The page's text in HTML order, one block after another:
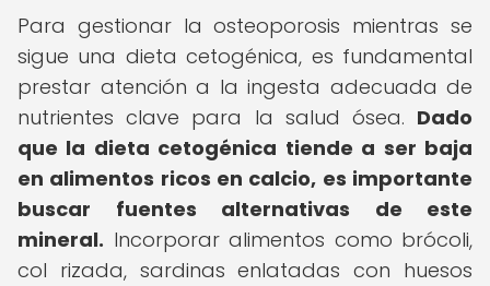
Para gestionar la osteoporosis mientras se
sigue una dieta cetogénica, es fundamental
prestar atención a la ingesta adecuada de
nutrientes clave para la salud ósea. Dado
que la dieta cetogénica tiende a ser baja
en alimentos ricos en calcio, es importante
buscar fuentes alternativas de este
mineral. Incorporar alimentos como brócoli,
col rizada, sardinas enlatadas con huesos